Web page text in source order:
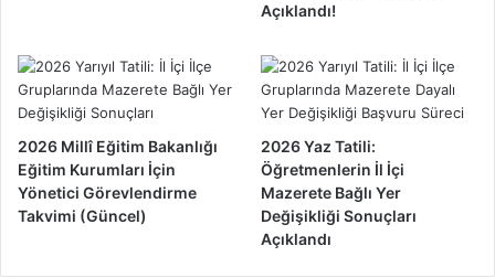
Açıklandı!
2026 Millî Eğitim Bakanlığı
Eğitim Kurumları İçin
Yönetici Görevlendirme
Takvimi (Güncel)
2026 Yaz Tatili:
Öğretmenlerin İl İçi
Mazerete Bağlı Yer
Değişikliği Sonuçları
Açıklandı